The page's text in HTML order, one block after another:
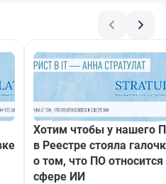
Хотим чтобы у нашего
в Реестре стояла
о том, что ПО относится
сфере ИИ